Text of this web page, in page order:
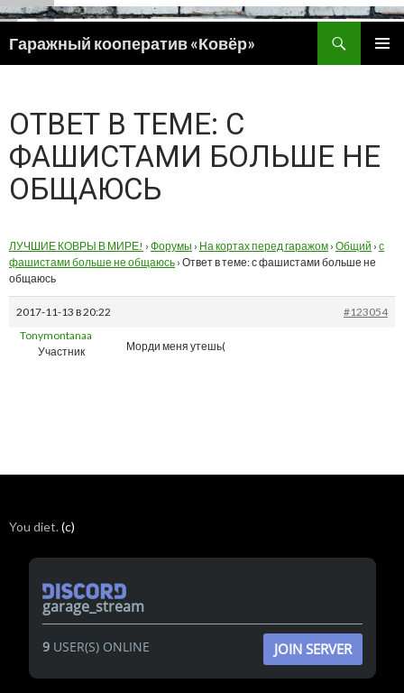
Гаражный кооператив «Ковёр»
ПЕРЕЙТИ
ОТВЕТ В ТЕМЕ: С
ФАШИСТАМИ БОЛЬШЕ НЕ
ОБЩАЮСЬ
ЛУЧШИЕ КОВРЫ В МИРЕ! › Форумы › На кортах перед гаражом › Общий › с
фашистами больше не общаюсь › Ответ в теме: с фашистами больше не
общаюсь
2017-11-13 в 20:22
#123054
Tonymontanaa
Участник
Морди меня утешь(
You diet.(c)
garage_stream
9USER(S) ONLINE JOIN SERVER